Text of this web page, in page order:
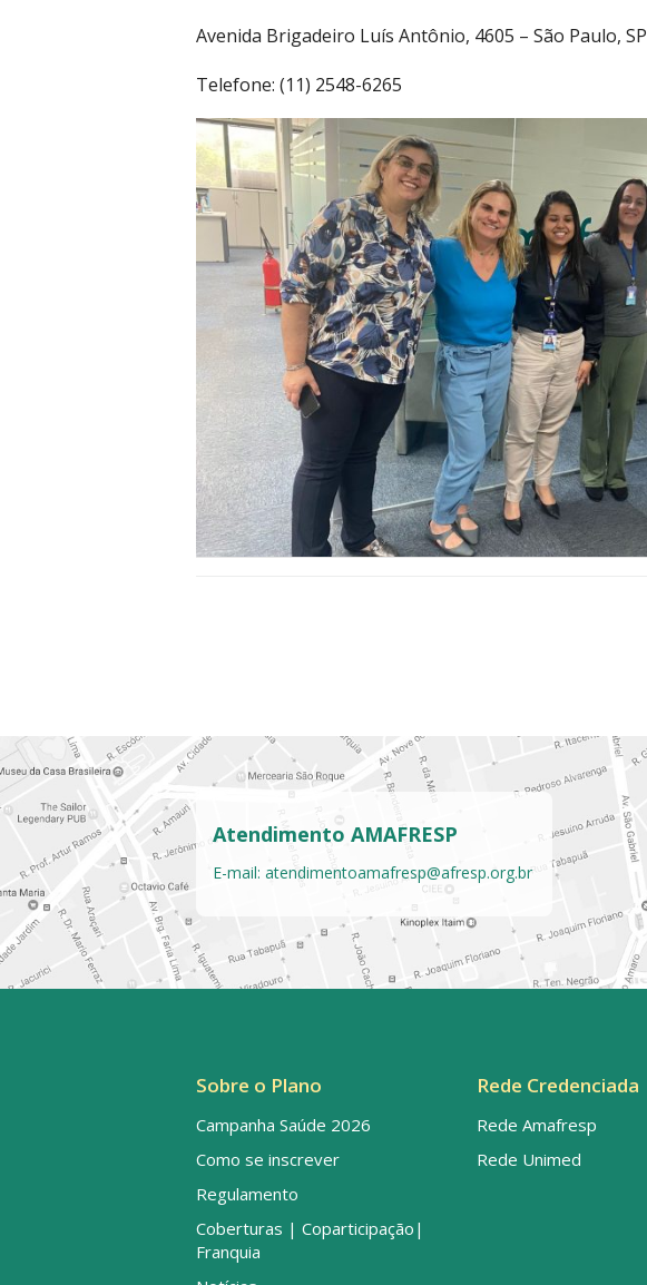
Avenida Brigadeiro Luís Antônio, 4605 – São Paulo, SP
Telefone: (11) 2548-6265
Atendimento AMAFRESP
E-mail: atendimentoamafresp@afresp.org.br
Sobre o Plano
Campanha Saúde 2026
Como se inscrever
Regulamento
Coberturas | Coparticipação|
Franquia
Rede Credenciada
Rede Amafresp
Rede Unimed